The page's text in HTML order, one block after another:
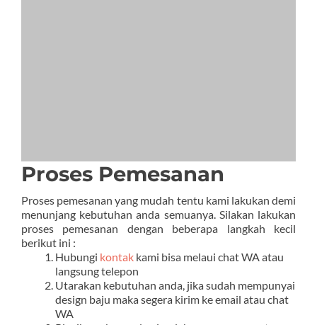
Proses pemesanan yang mudah tentu kami lakukan demi
proses pemesanan dengan beberapa langkah kecil
berikut ini :
Hubungikontakkami bisa melaui chat WA atau
langsung telepon
Utarakan kebutuhan anda, jika sudah mempunyai
design baju maka segera kirim ke email atau chat
WA
Rincikan ukuran dan jumlah pemesanan serta
tanggal deadline nya